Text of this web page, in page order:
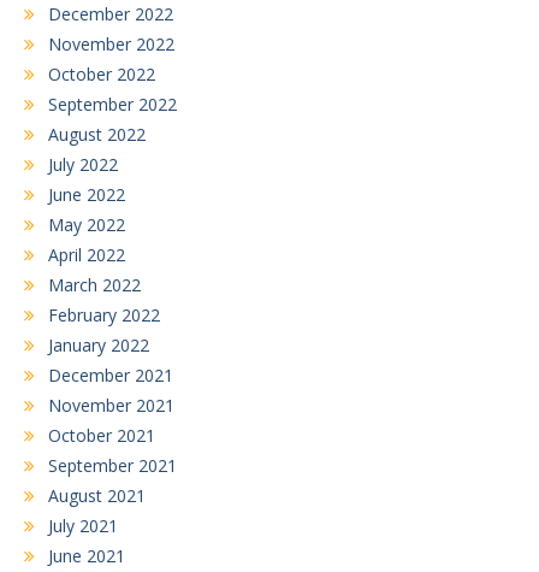
December 2022
November 2022
October 2022
September 2022
August 2022
July 2022
June 2022
May 2022
April 2022
March 2022
February 2022
January 2022
December 2021
November 2021
October 2021
September 2021
August 2021
July 2021
June 2021